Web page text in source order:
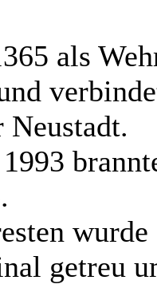
als
getreu